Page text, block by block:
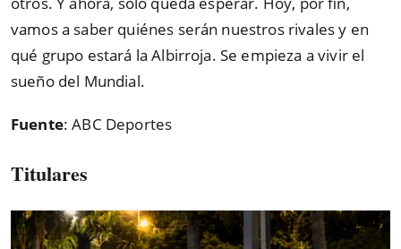
vamos a saber quiénes serán nuestros rivales y en
qué grupo estará la Albirroja. Se empieza a vivir el
sueño del Mundial.
Fuente: ABC Deportes
Titulares